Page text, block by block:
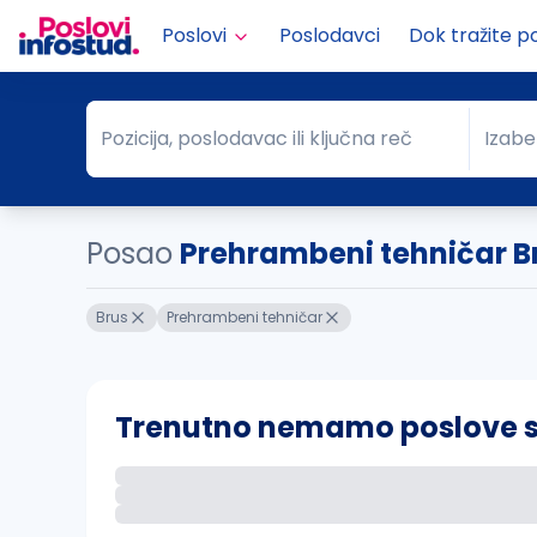
Poslovi Poslodavci Dok tražite
Pozicija, poslodavac ili ključna reč
Pozicija, poslodavac ili ključna reč Grad
Posao Prehrambeni tehničar
Brus Prehrambeni tehničar
Trenutno nemamo poslove